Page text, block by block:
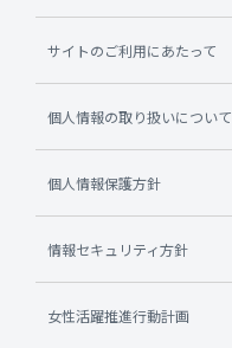
サイトのご利用にあたって
個人情報の取り扱いについて
個人情報保護方針
情報セキュリティ方針
女性活躍推進行動計画